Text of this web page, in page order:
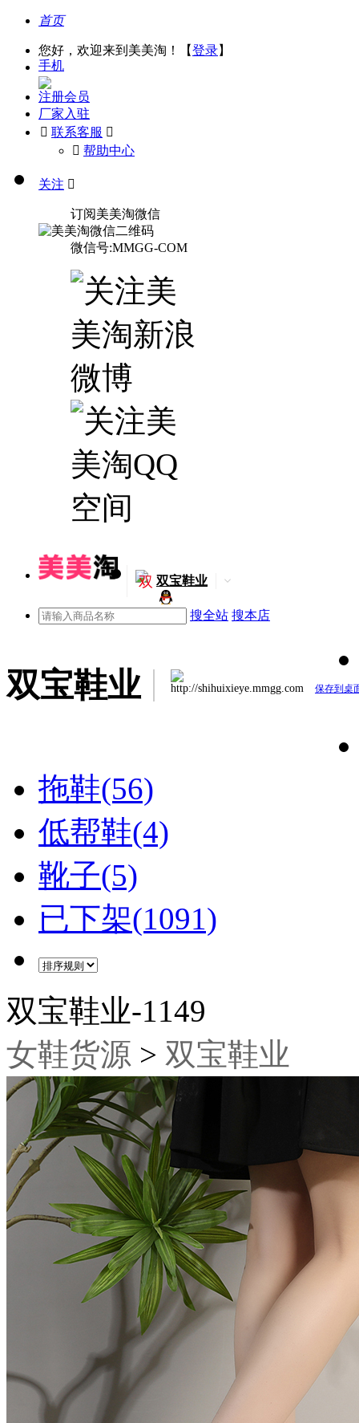
首页
您好，欢迎来到美美淘！【登录】
手机
注册会员
厂家入驻
 联系客服 
󰅃 帮助中心
关注 
订阅美美淘微信
微信号:MMGG-COM
双 双宝鞋业
搜全站 搜本店
双宝鞋业 http://shihuixieye.mmgg.com 保存到桌
拖鞋(56)
低帮鞋(4)
靴子(5)
已下架(1091)
双宝鞋业-1149
女鞋货源 > 双宝鞋业